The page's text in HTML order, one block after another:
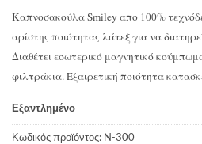
Καπνοσακούλα Smiley απο 100%
αρίστης ποιότητας λάτεξ για να
Διαθέτει εσωτερικό μαγνητικό
φιλτράκια. Εξαιρετική ποιότητα
Εξαντλημένο
Κωδικός προϊόντος: N-300